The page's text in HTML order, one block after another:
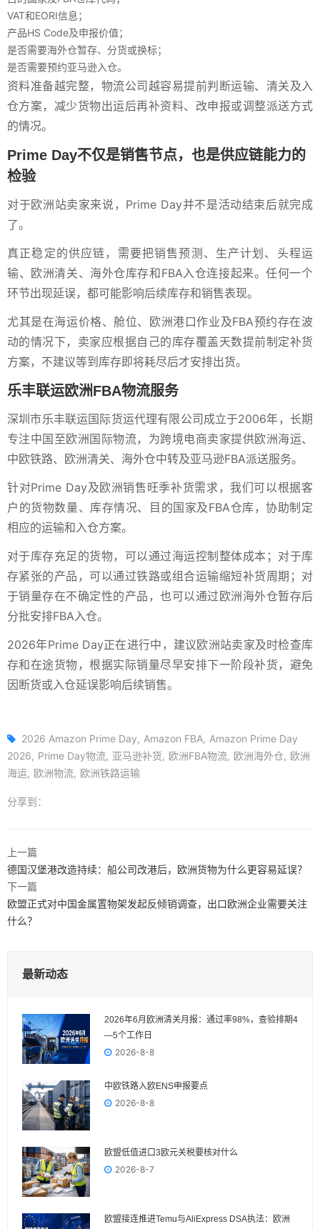
VAT和EORI信息；
产品HS Code及申报价值；
是否需要海外仓暂存、分货或换标；
是否需要预约亚马逊入仓。
资料准备越完整，物流公司越容易提前判断运输、清关及入
仓方案，减少货物出运后再补资料、改申报或调整派送方式
的情况。
Prime Day不仅是销售节点，也是供应链能力的
检验
对于欧洲站卖家来说，Prime Day并不是活动结束后就完成
了。
真正稳定的供应链，需要把销售预测、生产计划、头程运
输、欧洲清关、海外仓库存和FBA入仓连接起来。任何一个
环节出现延误，都可能影响后续库存和销售表现。
尤其是在海运价格、舱位、欧洲港口作业及FBA预约存在波
动的情况下，卖家应根据自己的库存覆盖天数提前制定补货
方案，不建议等到库存即将耗尽后才安排出货。
乐丰联运欧洲FBA物流服务
深圳市乐丰联运国际货运代理有限公司成立于2006年，长期
专注中国至欧洲国际物流，为跨境电商卖家提供欧洲海运、
中欧铁路、欧洲清关、海外仓中转及亚马逊FBA派送服务。
针对Prime Day及欧洲销售旺季补货需求，我们可以根据客
户的货物数量、库存情况、目的国家及FBA仓库，协助制定
相应的运输和入仓方案。
对于库存充足的货物，可以通过海运控制整体成本；对于库
存紧张的产品，可以通过铁路或组合运输缩短补货周期；对
于销量存在不确定性的产品，也可以通过欧洲海外仓暂存后
分批安排FBA入仓。
2026年Prime Day正在进行中，建议欧洲站卖家及时检查库
存和在途货物，根据实际销量尽早安排下一阶段补货，避免
因断货或入仓延误影响后续销售。
2026 Amazon Prime Day Amazon FBA Amazon Prime Day
2026
Prime Day物流 亚马逊补货 欧洲FBA物流 欧洲海外仓 欧洲
海运 欧洲物流 欧洲铁路运输
分享到：
上一篇
德国汉堡港改造持续：船公司改港后，欧洲货物为什么更容易延误？
下一篇
欧盟正式对中国金属置物架发起反倾销调查，出口欧洲企业需要关注
什么？
最新动态
2026年6月欧洲清关月报：通过率98%，查验排期4
—5个工作日
2026-8-8
中欧铁路入欧ENS申报要点
2026-8-8
欧盟低值进口3欧元关税要核对什么
2026-8-7
欧盟接连推进Temu与AliExpress DSA执法：欧洲